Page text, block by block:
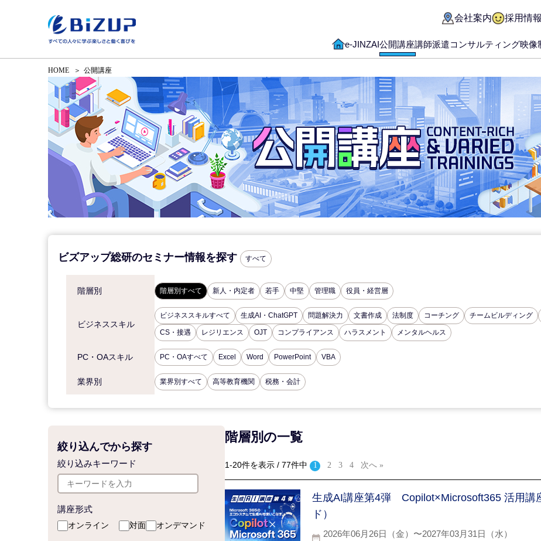
会社案内 採用情報
e-JINZAI公開講座講師派遣コンサルティング映像
HOME 公開講座
ビズアップ総研のセミナー情報を探す すべて
階層別 階層別すべて 新人・内定者 若手 中堅 管理職 役員・経営層
ビジネススキル
ビジネススキルすべて 生成AI・ChatGPT 問題解決力 文書作成 法制度 コーチング チームビルディング
CS・接遇 レジリエンス OJT コンプライアンス ハラスメント メンタルヘルス
PC・OAスキル PC・OAすべて Excel Word PowerPoint VBA
業界別 業界別すべて 高等教育機関 税務・会計
絞り込んでから探す
絞り込みキーワード
講座形式
オンライン 対面 オンデマンド
階層別の一覧
1-20件を表示 / 77件中 1 2 3 4 次へ »
生成AI講座第4弾 Copilot×Microsoft365 活用
ド）
2026年06月26日（金）〜2027年03月31日（水）